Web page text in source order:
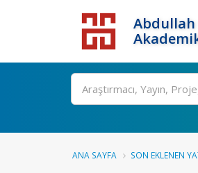
ANA SAYFA SON EKLENEN